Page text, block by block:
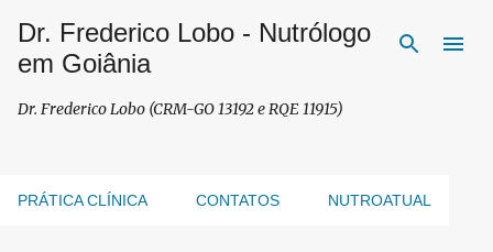
Pular para o conteúdo principal
Dr. Frederico Lobo - Nutrólogo
em Goiânia
Dr. Frederico Lobo (CRM-GO 13192 e RQE 11915)
PRÁTICA CLÍNICA CONTATOS NUTROATUAL